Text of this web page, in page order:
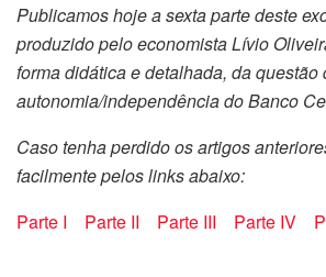
Publicamos hoje a sexta parte deste
produzido pelo economista Lívio
forma didática e detalhada, da questão
autonomia/independência do Banco
Caso tenha perdido os artigos
facilmente pelos links abaixo:
Parte I
Parte II Parte III Parte IV